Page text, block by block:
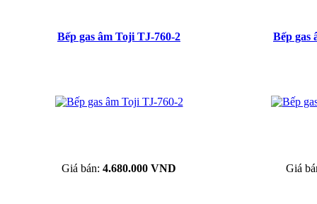
Bếp gas âm Toji TJ-760-2
Giá bán: 4.680.000 VND
Bếp gas
Giá